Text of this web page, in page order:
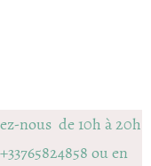
nous de 10h à 20h
ou en